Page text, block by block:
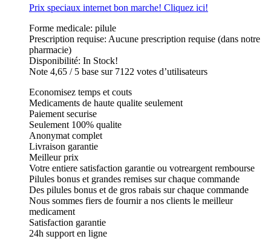
Prix speciaux internet bon marche! Cliquez ici!
Forme medicale: pilule
Prescription requise: Aucune prescription requise (dans notre
pharmacie)
Disponibilité: In Stock!
Note 4,65 / 5 base sur 7122 votes d’utilisateurs
Economisez temps et couts
Medicaments de haute qualite seulement
Paiement securise
Seulement 100% qualite
Anonymat complet
Livraison garantie
Meilleur prix
Votre entiere satisfaction garantie ou votreargent rembourse
Pilules bonus et grandes remises sur chaque commande
Des pilules bonus et de gros rabais sur chaque commande
Nous sommes fiers de fournir a nos clients le meilleur
medicament
Satisfaction garantie
24h support en ligne